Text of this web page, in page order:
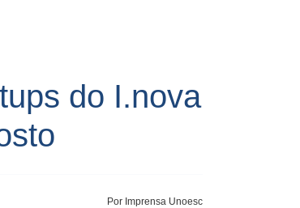
do I.nova
Por Imprensa Unoesc